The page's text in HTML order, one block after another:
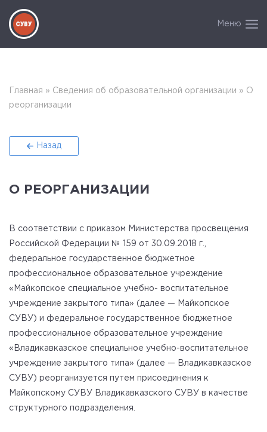
Меню
Главная » Сведения об образовательной организации » О
реорганизации
Назад
О РЕОРГАНИЗАЦИИ
В соответствии с приказом Министерства просвещения
Российской Федерации № 159 от 30.09.2018 г.,
федеральное государственное бюджетное
профессиональное образовательное учреждение
«Майкопское специальное учебно- воспитательное
учреждение закрытого типа» (далее — Майкопское
СУВУ) и федеральное государственное бюджетное
профессиональное образовательное учреждение
«Владикавказское специальное учебно-воспитательное
учреждение закрытого типа» (далее — Владикавказское
СУВУ) реорганизуется путем присоединения к
Майкопскому СУВУ Владикавказского СУВУ в качестве
структурного подразделения.